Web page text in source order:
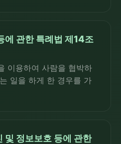
에 관한 특례법 제14조
이용하여 사람을 협박하
일을 하게 한 경우를 가
및 정보보호 등에 관한